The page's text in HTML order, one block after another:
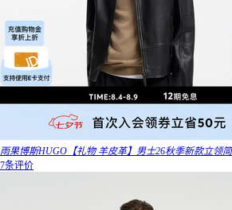
雨果博斯HUGO【礼物 羊皮革】男士26秋季新款立领
7条评价